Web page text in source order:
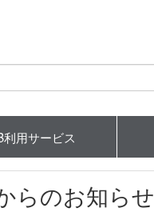
用サービス
らのお知らせ